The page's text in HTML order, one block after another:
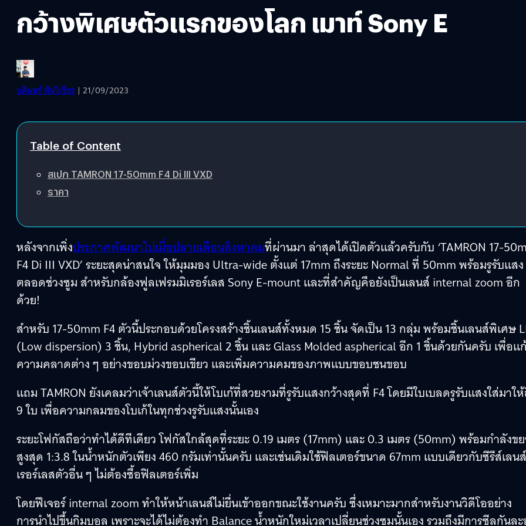
กว้างพิเศษตัวแรกของโลก เมาท์ Sony E
บดินทร์ ตันวิเชียร | 21/09/2023
Table of Content
สเปก TAMRON 17-50mm F4 Di III VXD
ราคา
หลังจากเพิ่งประกาศพัฒนาไปเมื่อปลายเดือนสิงหาคมที่ผ่านมา ล่าสุดได้เปิดตัวแล้วครับกับ ‘TAMRON 17-
F4 Di III VXD’ ระยะสุดน่าสนใจ ให้มุมมอง Ultra-wide ตั้งแต่ 17mm ถึงระยะ Normal ที่ 50mm พร้อมรูรับแสง
ตลอดช่วงซูม สำหรับกล้องฟูลเฟรมมิเรอร์เลส Sony E-mount และที่สำคัญคือยังเป็นเลนส์ internal zoom อีก
ด้วย!
สำหรับ 17-50mm F4 ตัวนี้ประกอบด้วยโครงสร้างชิ้นเลนส์ทั้งหมด 15 ชิ้น จัดเป็น 13 กลุ่ม พร้อมชิ้นเลนส์พิเศษ
(Low dispersion) 3 ชิ้น, Hybrid aspherical 2 ชิ้น และ Glass Molded aspherical อีก 1 ชิ้นด้วยกันครับ เพื่อแ
ความคลาดต่าง ๆ อย่างขอบม่วงขอบเขียว และเพิ่มความคมของภาพแบบขอบชนขอบ
แถม TAMRON ยังเคลมว่าเจ้าเลนส์ตัวนี้ให้โบเก้ที่สวยงามที่รูรับแสงกว้างสุดที่ F4 โดยมีใบเบลดรูรับแสงใส่มาใ
9 ใบ เพื่อความกลมของโบเก้ในทุกช่วงรูรับแสงนั้นเอง
ระยะโฟกัสถือว่าทำได้ดีทีเดียว โฟกัสใกล้สุดที่ระยะ 0.19 เมตร (17mm) และ 0.3 เมตร (50mm) พร้อมกำลังข
สูงสุด 1:3.8 ในน้ำหนักตัวเพียง 460 กรัมเท่านั้นครับ และเช่นเดิมใช้ฟิลเตอร์ขนาด 67mm แบบเดียวกับซีรีส์เลน
เรอร์เลสตัวอื่น ๆ ไม่ต้องซื้อฟิลเตอร์เพิ่ม
โดยฟีเจอร์ internal zoom ทำให้หน้าเลนส์ไม่ยื่นเข้าออกขณะใช้งานครับ ซึ่งเหมาะมากสำหรับงานวิดีโออย่าง
การนำไปขึ้นกิมบอล เพราะจะได้ไม่ต้องทำ Balance น้ำหนักใหม่เวลาเปลี่ยนช่วงซูมนั้นเอง รวมถึงมีการซีลกันล